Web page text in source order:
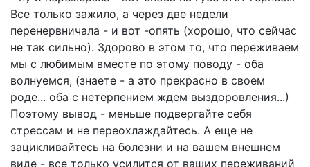
Все только зажило, а через две недели
перенервничала - и вот -опять (хорошо, что сейчас
не так сильно). Здорово в этом то, что переживаем
мы с любимым вместе по этому поводу - оба
волнуемся, (знаете - а это прекрасно в своем
роде... оба с нетерпением ждем выздоровления...)
Поэтому вывод - меньше подвергайте себя
стрессам и не переохлаждайтесь. А еще не
зацикливайтесь на болезни и на вашем внешнем
виде - все только усилится от ваших переживаний